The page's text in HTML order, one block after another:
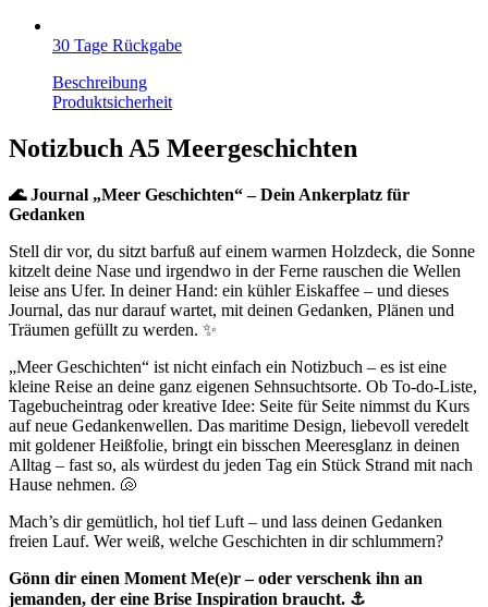
30 Tage Rückgabe
Beschreibung
Produktsicherheit
Notizbuch A5 Meergeschichten
🌊 Journal „Meer Geschichten“ – Dein Ankerplatz für
Gedanken
Stell dir vor, du sitzt barfuß auf einem warmen Holzdeck, die Sonne
kitzelt deine Nase und irgendwo in der Ferne rauschen die Wellen
leise ans Ufer. In deiner Hand: ein kühler Eiskaffee – und dieses
Journal, das nur darauf wartet, mit deinen Gedanken, Plänen und
Träumen gefüllt zu werden. ✨
„Meer Geschichten“ ist nicht einfach ein Notizbuch – es ist eine
kleine Reise an deine ganz eigenen Sehnsuchtsorte. Ob To-do-Liste,
Tagebucheintrag oder kreative Idee: Seite für Seite nimmst du Kurs
auf neue Gedankenwellen. Das maritime Design, liebevoll veredelt
mit goldener Heißfolie, bringt ein bisschen Meeresglanz in deinen
Alltag – fast so, als würdest du jeden Tag ein Stück Strand mit nach
Hause nehmen. 🐚
Mach’s dir gemütlich, hol tief Luft – und lass deinen Gedanken
freien Lauf. Wer weiß, welche Geschichten in dir schlummern?
Gönn dir einen Moment Me(e)r – oder verschenk ihn an
jemanden, der eine Brise Inspiration braucht. ⚓